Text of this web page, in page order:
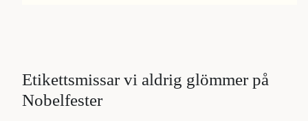
Etikettsmissar vi aldrig glömmer på
Nobelfester